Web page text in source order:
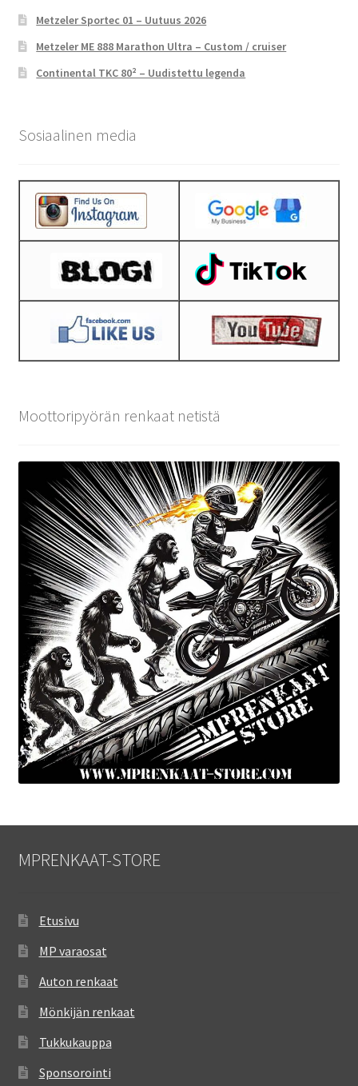
Metzeler Sportec 01 – Uutuus 2026
Metzeler ME 888 Marathon Ultra – Custom / cruiser
Continental TKC 80² – Uudistettu legenda
Sosiaalinen media
Moottoripyörän renkaat netistä
MPRENKAAT-STORE
Etusivu
MP varaosat
Auton renkaat
Mönkijän renkaat
Tukkukauppa
Sponsorointi